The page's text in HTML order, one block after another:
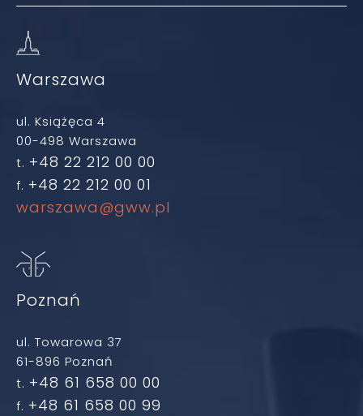
Warszawa
ul. Książęca 4
00-498 Warszawa
t. +48 22 212 00 00
f. +48 22 212 00 01
warszawa@gww.pl
Poznań
ul. Towarowa 37
61-896 Poznań
t. +48 61 658 00 00
f. +48 61 658 00 99